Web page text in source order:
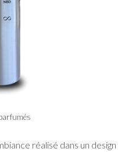
réalisé dans un design